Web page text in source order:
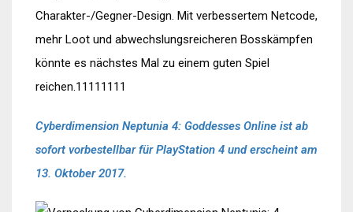
Charakter-/Gegner-Design. Mit verbessertem Netcode,
mehr Loot und abwechslungsreicheren Bosskämpfen
könnte es nächstes Mal zu einem guten Spiel
reichen.11111111
Cyberdimension Neptunia 4: Goddesses Online ist ab
sofort vorbestellbar für PlayStation 4 und erscheint am
13. Oktober 2017.